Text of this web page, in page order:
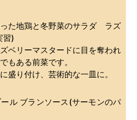
った地鶏と冬野菜のサラダ ラズ
習)
ベリーマスタードに目を奪われ
もある前菜です。
盛り付け、芸術的な一皿に。
ル ブランソース(サーモンのパ